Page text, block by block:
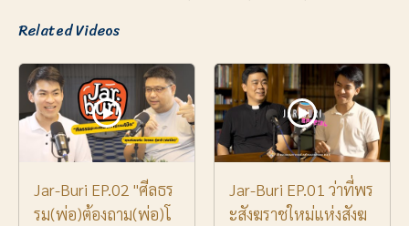
Related Videos
Jar-Buri EP.02 "ศีลธร
รม(พ่อ)ต้องถาม(พ่อ)โ
Jar-Buri EP.01 ว่าที่พร
ะสังฆราชใหม่แห่งสังฆ